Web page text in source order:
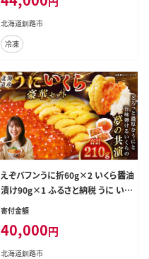
北海道釧路市
冷凍
えぞバフンうに折60g×2 いくら醤油
漬け90g×1 ふるさと納税 うに いく
ら F4F-8829
寄付金額
40,000円
北海道釧路市